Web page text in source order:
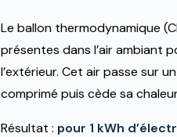
Le ballon thermodynamique
présentes dans l’air ambiant
l’extérieur. Cet air passe sur
comprimé puis cède sa
Résultat : pour 1 kWh